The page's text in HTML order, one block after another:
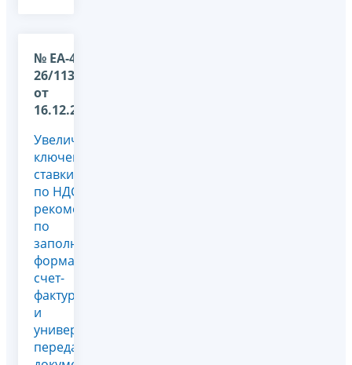
№ ЕА-4-
26/11336@
от
16.12.2025
Увеличение
ключевой
ставки
по НДС и
рекомендации
по
заполнению
форматов
счет-
фактуры
и
универсального
передаточного